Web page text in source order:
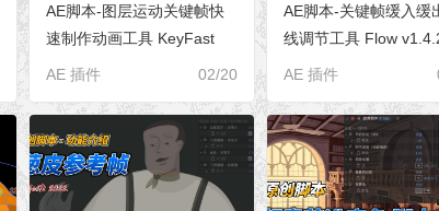
AE脚本-图层运动关键帧快
速制作动画工具 KeyFast
V1.2 + 使用教程
AE 插件 02/20
AE脚本-关键帧缓入缓
线调节工具 Flow
Win/Mac兼容AE 2022
AE 插件